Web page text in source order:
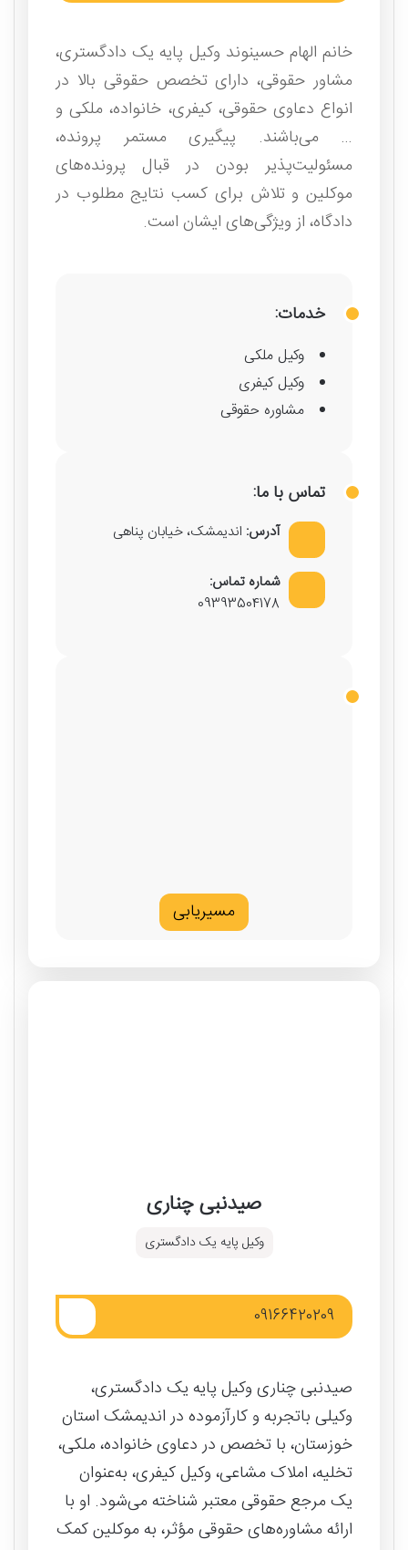
خانم الهام حسینوند وکیل پایه یک دادگستری،
مشاور حقوقی، دارای تخصص حقوقی بالا در
انواع دعاوی حقوقی، کیفری، خانواده، ملکی و
… می‌باشند. پیگیری مستمر پرونده،
مسئولیت‌پذیر بودن در قبال پرونده‌های
موکلین و تلاش برای کسب نتایج مطلوب در
دادگاه، از ویژگی‌های ایشان است.
خدمات:
وکیل ملکی
وکیل کیفری
مشاوره حقوقی
تماس با ما:
آدرس: اندیمشک، خیابان پناهی
شماره تماس:
09393504178
مسیریابی
صیدنبی چناری
وکیل پایه یک دادگستری
09166420209
صیدنبی چناری وکیل پایه یک دادگستری،
وکیلی باتجربه و کارآزموده در اندیمشک استان
خوزستان، با تخصص در دعاوی خانواده، ملکی،
تخلیه، املاک مشاعی، وکیل کیفری، به‌عنوان
یک مرجع حقوقی معتبر شناخته می‌شود. او با
ارائه مشاوره‌های حقوقی مؤثر، به موکلین کمک